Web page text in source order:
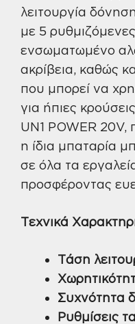
λειτουργία
με 5
ενσωματωμένο
ακρίβεια, καθώς
που μπορεί να
για ήπιες
UN1 POWER 20V,
η ίδια μπαταρία
σε όλα τα
προσφέροντας
Τεχνικά
Τάση
Συχνότητα
Ρυθμίσεις